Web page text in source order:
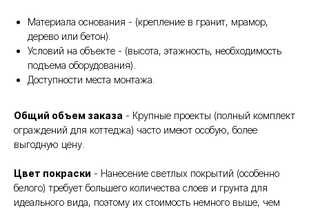
Материала основания - (крепление в гранит, мрамор,
дерево или бетон).
Условий на объекте - (высота, этажность, необходимость
подъема оборудования).
Доступности места монтажа.
Общий объем заказа - Крупные проекты (полный комплект
ограждений для коттеджа) часто имеют особую, более
выгодную цену.
Цвет покраски - Нанесение светлых покрытий (особенно
белого) требует большего количества слоев и грунта для
идеального вида, поэтому их стоимость немного выше, чем